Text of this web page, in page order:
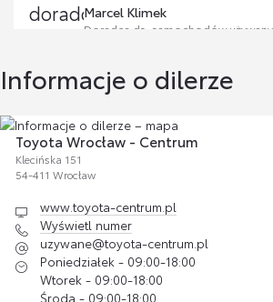
Marcel Klimek
Doradca ds. samochodów
Wyświetl numer
Karol Kozłowski
Doradca ds. sprzedaży
Wyświetl numer
Informacje o dilerze
Toyota Wrocław - Centrum
Klecińska 151
54-411 Wrocław
www.toyota-centrum.pl
Wyświetl numer
uzywane@toyota-centrum.pl
Poniedziałek - 09:00-18:00
Wtorek - 09:00-18:00
Środa - 09:00-18:00